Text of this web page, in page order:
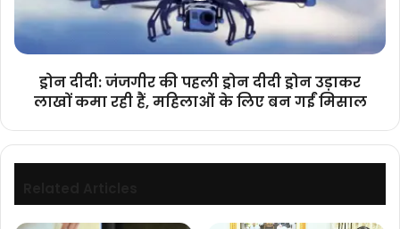
दीदी
ड्रोन
उड़ाकर
हैं,
महिलाओं
के
बन
गईं
ड्रोन दीदी: जंजगीर की पहली ड्रोन दीदी ड्रोन उड़ाकर
लाखों कमा रही हैं, महिलाओं के लिए बन गईं मिसाल